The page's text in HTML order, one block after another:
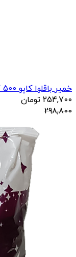
خمیر باقلوا کاپو 500 گرم
254,700 تومان
298,800